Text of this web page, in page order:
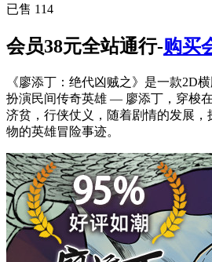
已售 114
会员38元全站通行-购买
《廖添丁：绝代凶贼之》是一款2D
扮演民间传奇英雄 — 廖添丁，穿梭
济贫，行侠仗义，随着剧情的发展，
物的英雄冒险事迹。